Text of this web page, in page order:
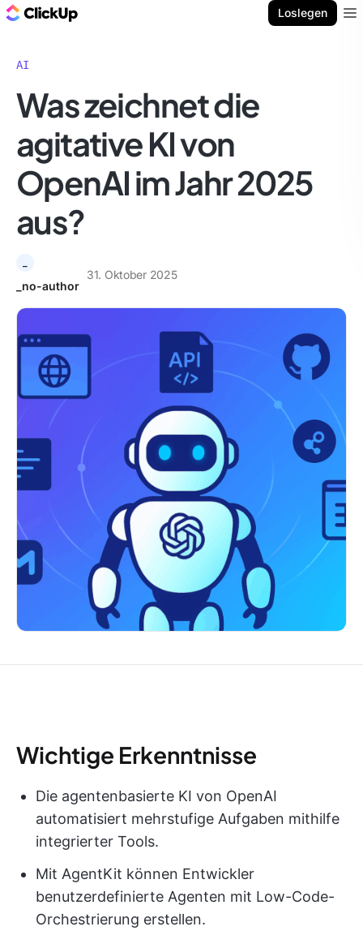
Loslegen
AI
Was zeichnet die
agitative KI von
OpenAI im Jahr 2025
aus?
_no-author
31. Oktober 2025
Wichtige Erkenntnisse
Die agentenbasierte KI von OpenAI
automatisiert mehrstufige Aufgaben mithilfe
integrierter Tools.
Mit AgentKit können Entwickler
benutzerdefinierte Agenten mit Low-Code-
Orchestrierung erstellen.